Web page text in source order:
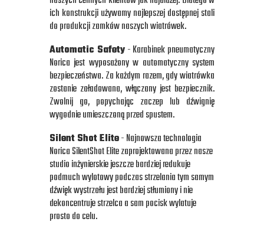
ich konstrukcji używamy najlepszej dostępnej stali
do produkcji zamków naszych wiatrówek.
Automatic Safety- Karabinek pneumatyczny
Norica jest wyposażony w automatyczny system
bezpieczeństwa. Za każdym razem, gdy wiatrówka
zostanie załadowana, włączany jest bezpiecznik.
Zwolnij go, popychając zaczep lub dźwignię
wygodnie umieszczoną przed spustem.
Silent Shot Elite- Najnowsza technologia
Norica SilentShot Elite zaprojektowana przez nasze
studio inżynierskie jeszcze bardziej redukuje
podmuch wylotowy podczas strzelania tym samym
dźwięk wystrzału jest bardziej stłumiony i nie
dekoncentruje strzelca a sam pocisk wylatuje
prosto do celu.